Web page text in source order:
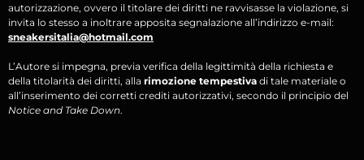
autorizzazione, ovvero il titolare dei diritti ne ravvisasse la violazione, si
invita lo stesso a inoltrare apposita segnalazione all’indirizzo e-mail:
sneakersitalia@hotmail.com
L’Autore si impegna, previa verifica della legittimità della richiesta e
della titolarità dei diritti, alla rimozione tempestiva di tale materiale o
all’inserimento dei corretti crediti autorizzativi, secondo il principio del
Notice and Take Down.